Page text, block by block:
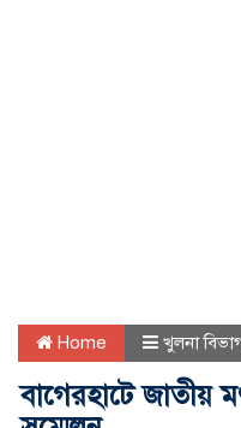
Home খুলনা
বাগেরহাটে জাতীয়